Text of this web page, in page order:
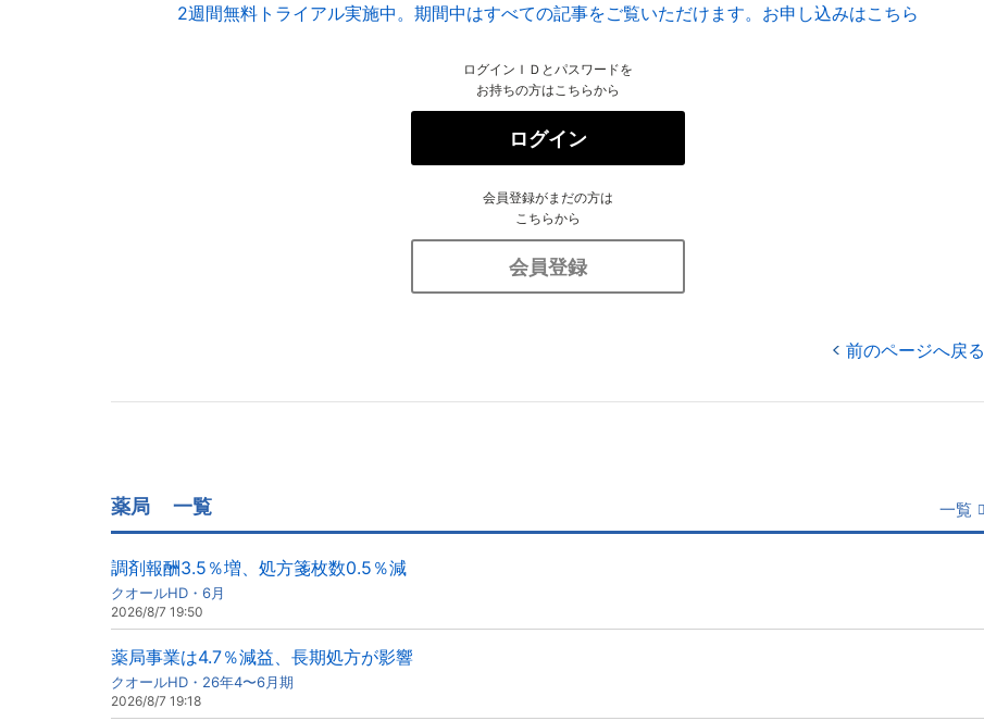
2週間無料トライアル実施中。期間中はすべての記事をご覧いただけます。お申し込みはこちら
ログインＩＤとパスワードを
お持ちの方はこちらから
ログイン
会員登録がまだの方は
こちらから
会員登録
前のページへ戻る
薬局 一覧 一覧
調剤報酬3.5％増、処方箋枚数0.5％減
クオールHD・6月
2026/8/7 19:50
薬局事業は4.7％減益、長期処方が影響
クオールHD・26年4〜6月期
2026/8/7 19:18